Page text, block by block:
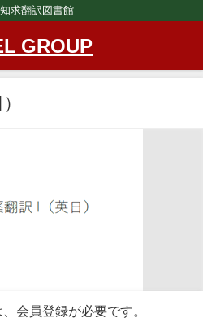
求翻訳図書館
GROUP
会員登録が必要です。